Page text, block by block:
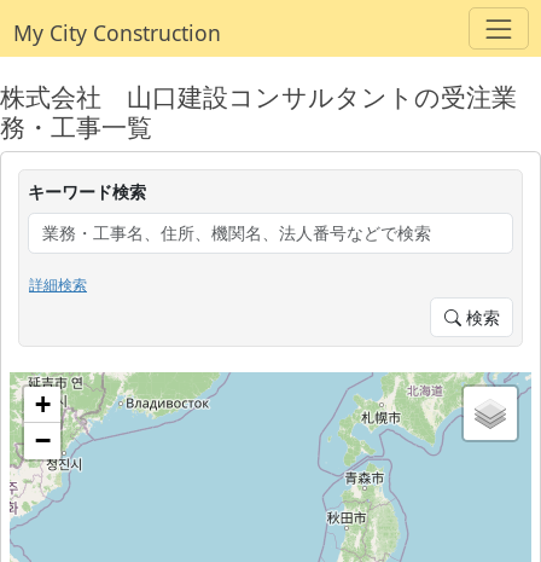
My City Construction
株式会社 山口建設コンサルタントの受注業
務・工事一覧
キーワード検索
詳細検索
検索
+
−